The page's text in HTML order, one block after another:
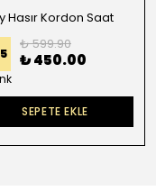
Hasır Kordon Saat
₺ 599.90
₺ 450.00
SEPETE EKLE